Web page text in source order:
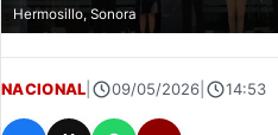
Hermosillo, Sonora
NACIONAL 09/05/2026 14:53